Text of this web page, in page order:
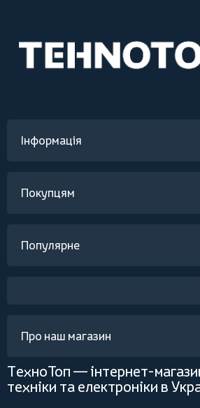
Інформація
Покупцям
Популярне
Про наш магазин
ТехноТоп — інтернет-
техніки та електроніки в